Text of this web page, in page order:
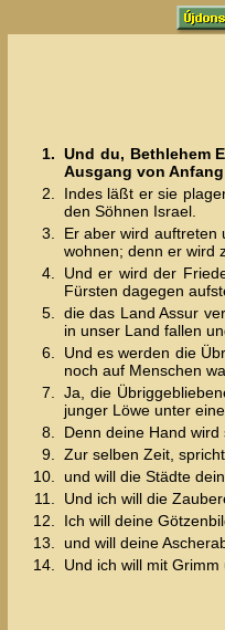
1. Und du, Bethlehem
Ausgang von
2.
Indes läßt er sie
den Söhnen Israel.
3.
Er aber wird auftreten
wohnen; denn er wird
4.
Und er wird der
Fürsten dagegen
5.
die das Land Assur
in unser Land fallen
6.
Und es werden die
noch auf Menschen
7.
Ja, die
junger Löwe unter
8.
Denn deine Hand
9.
Zur selben Zeit,
10.
und will die Städte
11.
Und ich will die
12.
Ich will deine
13.
und will deine
14.
Und ich will mit